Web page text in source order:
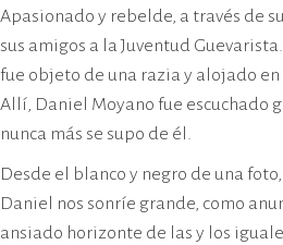
Apasionado y rebelde, a través de
sus amigos a la Juventud
fue objeto de una razia y alojado
Allí, Daniel Moyano fue escuchado
nunca más se supo de él.
Desde el blanco y negro de una
Daniel nos sonríe grande, como
ansiado horizonte de las y los